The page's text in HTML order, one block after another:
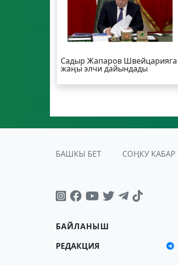
Садыр Жапаров Швейцарияга
жаңы элчи дайындады
БАШКЫ БЕТ СОҢКУ КАБАР
БАЙЛАНЫШ
РЕДАКЦИЯ